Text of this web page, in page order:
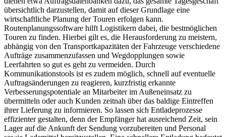
übersichtlich darzustellen, damit auf dieser Grundlage eine
wirtschaftliche Planung der Touren erfolgen kann.
Routenplanungssoftware hilft Logistikern dabei, die bestmöglichen
Touren zu finden. Hierbei gilt es, die Herausforderung zu meistern,
abhängig von den Transportkapazitäten der Fahrzeuge verschiedene
Aufträge zusammenzufassen und Wegdopplungen sowie
Leerfahrten so gut es geht zu vermeiden. Durch
Kommunikationstools ist es zudem möglich, schnell auf eventuelle
Auftragsänderungen zu reagieren, kurzfristig erkannte
Verbesserungspotentiale an Mitarbeiter im Außeneinsatz zu
übermitteln oder auch Kunden zeitnah über das baldige Eintreffen
ihrer Lieferung zu informieren. So lassen sich Entladeprozesse
effizienter gestalten, denn der Empfänger hat ausreichend Zeit, sein
Lager auf die Ankunft der Sendung vorzubereiten und Personal